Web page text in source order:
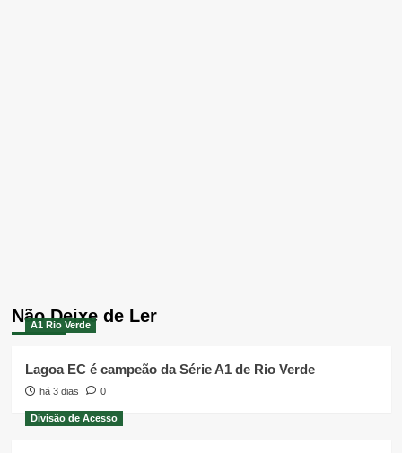
Não Deixe de Ler
A1 Rio Verde
Lagoa EC é campeão da Série A1 de Rio Verde
há 3 dias 0
Divisão de Acesso